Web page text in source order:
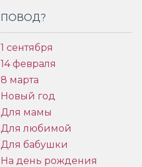
ПОВОД?
1 сентября
14 февраля
8 марта
Новый год
Для мамы
Для любимой
Для бабушки
На день рождения